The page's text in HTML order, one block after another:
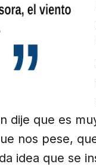
dije que es
nos pese,
idea que se